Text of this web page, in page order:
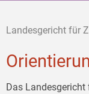
Landesgericht für
Das